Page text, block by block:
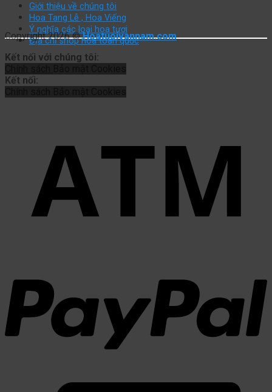
Giới thiệu về chúng tôi
Hoa Tang Lễ , Hoa Viếng
Ý nghĩa các loại hoa tươi
Địa chỉ shop hoa toàn quốc
Copyright 2026 ©Hoatuoivannam.com
Kết nối với chúng tôi:
Kết nối: